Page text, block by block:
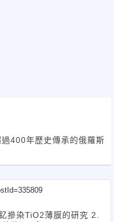
400年歷史傳承的俄羅斯
摻染TiO2薄膜的研究 2.